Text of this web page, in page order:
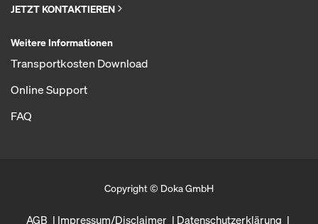
JETZT KONTAKTIEREN
Weitere Informationen
Transportkosten Download
Online Support
FAQ
Copyright © Doka GmbH
AGB Impressum/Disclaimer Datenschutzerklärung